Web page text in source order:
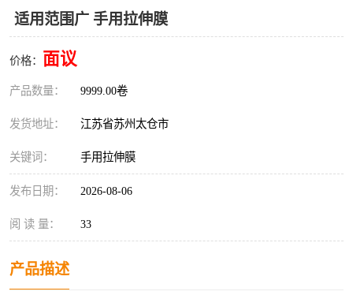
适用范围广 手用拉伸膜
价格： 面议
产品数量： 9999.00卷
发货地址： 江苏省苏州太仓市
关键词： 手用拉伸膜
发布日期： 2026-08-06
阅 读 量： 33
产品描述